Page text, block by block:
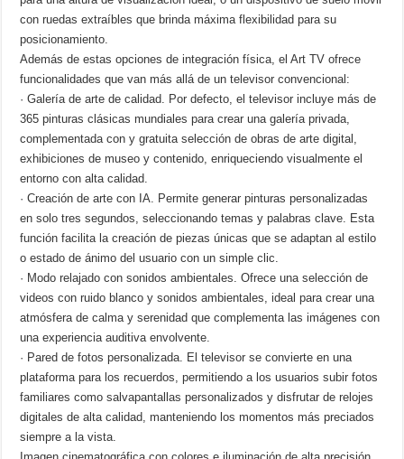
con ruedas extraíbles que brinda máxima flexibilidad para su
posicionamiento.
Además de estas opciones de integración física, el Art TV ofrece
funcionalidades que van más allá de un televisor convencional:
· Galería de arte de calidad. Por defecto, el televisor incluye más de
365 pinturas clásicas mundiales para crear una galería privada,
complementada con y gratuita selección de obras de arte digital,
exhibiciones de museo y contenido, enriqueciendo visualmente el
entorno con alta calidad.
· Creación de arte con IA. Permite generar pinturas personalizadas
en solo tres segundos, seleccionando temas y palabras clave. Esta
función facilita la creación de piezas únicas que se adaptan al estilo
o estado de ánimo del usuario con un simple clic.
· Modo relajado con sonidos ambientales. Ofrece una selección de
videos con ruido blanco y sonidos ambientales, ideal para crear una
atmósfera de calma y serenidad que complementa las imágenes con
una experiencia auditiva envolvente.
· Pared de fotos personalizada. El televisor se convierte en una
plataforma para los recuerdos, permitiendo a los usuarios subir fotos
familiares como salvapantallas personalizados y disfrutar de relojes
digitales de alta calidad, manteniendo los momentos más preciados
siempre a la vista.